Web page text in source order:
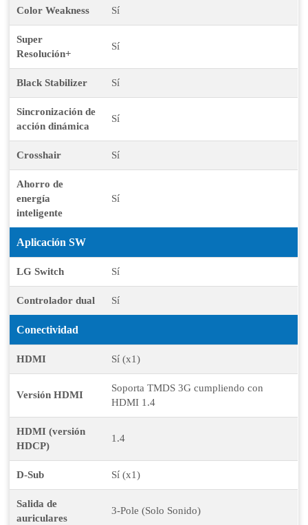
Color Weakness Sí
Super
Resolución+
Sí
Black Stabilizer Sí
Sincronización de
acción dinámica
Sí
Crosshair Sí
Ahorro de
energía
inteligente
Sí
Aplicación SW
LG Switch Sí
Controlador dual Sí
Conectividad
HDMI Sí (x1)
Versión HDMI
Soporta TMDS 3G cumpliendo con
HDMI 1.4
HDMI (versión
HDCP)
1.4
D-Sub Sí (x1)
Salida de
auriculares
3-Pole (Solo Sonido)